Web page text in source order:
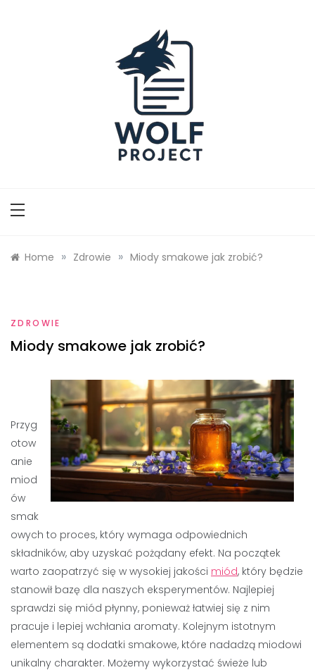
Home » Zdrowie » Miody smakowe jak zrobić?
ZDROWIE
Miody smakowe jak zrobić?
Przyg
otow
anie
miod
ów
smak
owych to proces, który wymaga odpowiednich
składników, aby uzyskać pożądany efekt. Na początek
warto zaopatrzyć się w wysokiej jakości miód, który będzie
stanowił bazę dla naszych eksperymentów. Najlepiej
sprawdzi się miód płynny, ponieważ łatwiej się z nim
pracuje i lepiej wchłania aromaty. Kolejnym istotnym
elementem są dodatki smakowe, które nadadzą miodowi
unikalny charakter. Możemy wykorzystać świeże lub